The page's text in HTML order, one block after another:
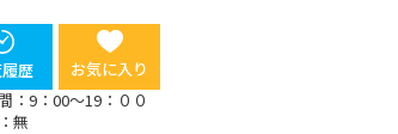
歴
お気に入り
：9：00～19：００
無